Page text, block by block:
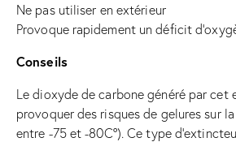
Ne pas utiliser en extérieur
Provoque rapidement un déficit
Conseils
Le dioxyde de carbone généré par cet
provoquer des risques de gelures sur
entre -75 et -80C°). Ce type